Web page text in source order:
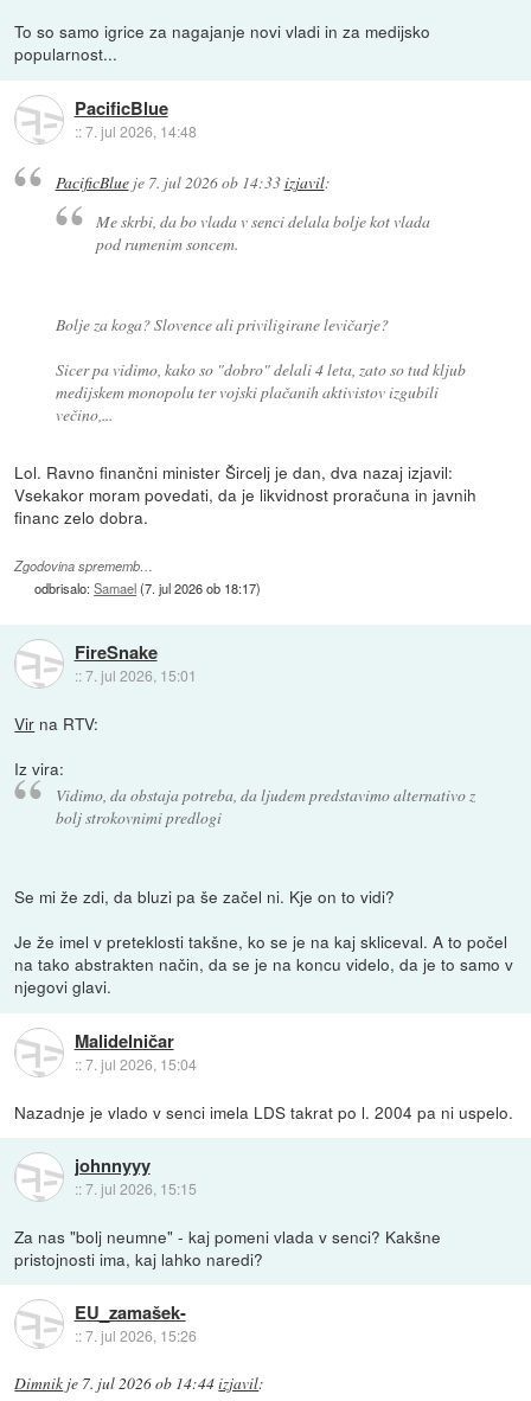
To so samo igrice za nagajanje novi vladi in za medijsko
popularnost...
PacificBlue
::7. jul 2026, 14:48
PacificBlueje 7. jul 2026 ob 14:33izjavil:
Me skrbi, da bo vlada v senci delala bolje kot vlada
pod rumenim soncem.
Bolje za koga? Slovence ali priviligirane levičarje?
Sicer pa vidimo, kako so "dobro" delali 4 leta, zato so tud kljub
medijskem monopolu ter vojski plačanih aktivistov izgubili
večino,...
Lol. Ravno finančni minister Šircelj je dan, dva nazaj izjavil:
Vsekakor moram povedati, da je likvidnost proračuna in javnih
financ zelo dobra.
Zgodovina sprememb…
odbrisalo:Samael(7. jul 2026 ob 18:17)
FireSnake
::7. jul 2026, 15:01
Vir na RTV:
Iz vira:
Vidimo, da obstaja potreba, da ljudem predstavimo alternativo z
bolj strokovnimi predlogi
Se mi že zdi, da bluzi pa še začel ni. Kje on to vidi?
Je že imel v preteklosti takšne, ko se je na kaj skliceval. A to počel
na tako abstrakten način, da se je na koncu videlo, da je to samo v
njegovi glavi.
Malidelničar
::7. jul 2026, 15:04
Nazadnje je vlado v senci imela LDS takrat po l. 2004 pa ni uspelo.
johnnyyy
::7. jul 2026, 15:15
Za nas "bolj neumne" - kaj pomeni vlada v senci? Kakšne
pristojnosti ima, kaj lahko naredi?
EU_zamašek-
::7. jul 2026, 15:26
Dimnik je 7. jul 2026 ob 14:44izjavil: